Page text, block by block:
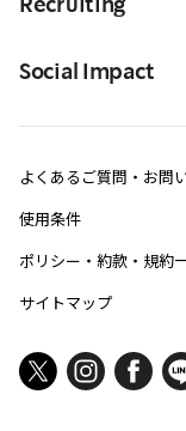
Recruiting
Social Impact
よくあるご質問・お問
使用条件
ポリシー・約款・規約
サイトマップ